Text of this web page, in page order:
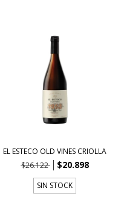
EL ESTECO OLD VINES CRIOLLA
$26.122
$20.898
SIN STOCK